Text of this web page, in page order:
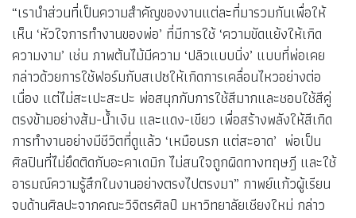
“เรานำส่วนที่เป็นความสำคัญของงานแต่ละที่มารวมกันเพื่อให้
เห็น ‘หัวใจการทำงานของพ่อ’ ที่มีการใช้ ‘ความขัดแย้งให้เกิด
ความงาม’ เช่น ภาพต้นไม้มีความ ‘ปลิวแบบนิ่ง’ แบบที่พ่อเคย
กล่าวด้วยการใช้ฟอร์มกับสเปซให้เกิดการเคลื่อนไหวอย่างต่อ
เนื่อง แต่ไม่สะเปะสะปะ พ่อสนุกกับการใช้สีมากและชอบใช้สีคู่
ตรงข้ามอย่างส้ม-น้ำเงิน และแดง-เขียว เพื่อสร้างพลังให้สีเกิด
การทำงานอย่างมีชีวิตที่ดูแล้ว ‘เหมือนรก แต่สะอาด’ พ่อเป็น
ศิลปินที่ไม่ยึดติดกับอะคาเดมิก ไม่สนใจถูกผิดทางทฤษฎี และใช้
อารมณ์ความรู้สึกในงานอย่างตรงไปตรงมา” กาพย์แก้วผู้เรียน
จบด้านศิลปะจากคณะวิจิตรศิลป์ มหาวิทยาลัยเชียงใหม่ กล่าว